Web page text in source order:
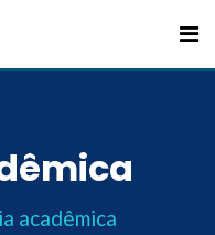
acadêmica